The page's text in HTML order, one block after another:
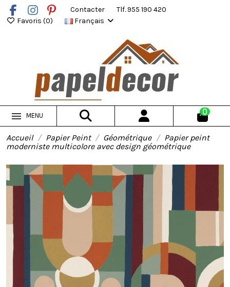
Contacter
Tlf. 955 190 420
Favoris (0) Français
MENU 0
Accueil Papier Peint Géométrique
Papier peint
moderniste multicolore avec design géométrique